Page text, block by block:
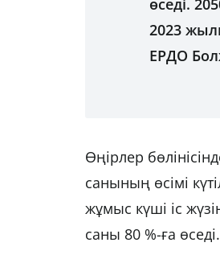
өседі.
2023
ЕРДО
Өңірлер
санының өсімі
жұмыс күші іс
саны 80 %-ға өседі.